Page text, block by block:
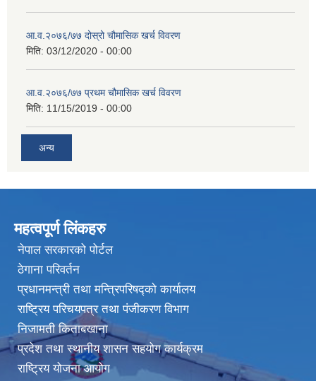
आ.व.२०७६/७७ दोस्रो चौमासिक खर्च विवरण
मिति: 03/12/2020 - 00:00
आ.व.२०७६/७७ प्रथम चौमासिक खर्च विवरण
मिति: 11/15/2019 - 00:00
अन्य
महत्वपूर्ण लिंकहरु
नेपाल सरकारको पोर्टल
ठेगाना परिवर्तन
प्रधानमन्त्री तथा मन्त्रिपरिषद्को कार्यालय
राष्ट्रिय परिचयपत्र तथा पंजीकरण विभाग
निजामती किताबखाना
प्रदेश तथा स्थानीय शासन सहयोग कार्यक्रम
राष्ट्रिय योजना आयोग